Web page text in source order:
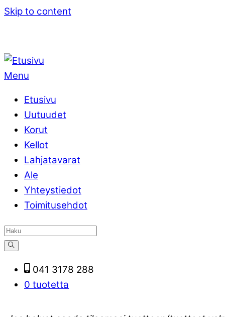
Skip to content
Menu
Etusivu
Uutuudet
Korut
Kellot
Lahjatavarat
Ale
Yhteystiedot
Toimitusehdot
041 3178 288
0 tuotetta